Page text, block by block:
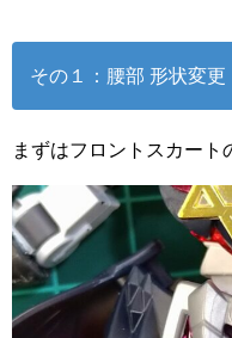
その１：腰部 形状変更
まずはフロントスカート